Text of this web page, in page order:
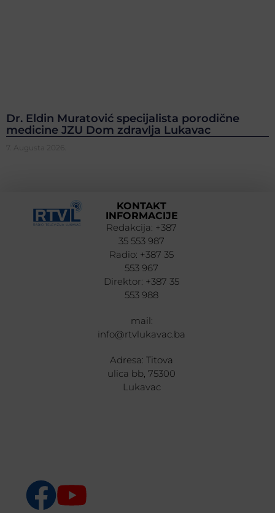
Dr. Eldin Muratović specijalista porodične
medicine JZU Dom zdravlja Lukavac
7. Augusta 2026.
KONTAKT
INFORMACIJE
Redakcija: +387
35 553 987
Radio: +387 35
553 967
Direktor: +387 35
553 988
mail:
info@rtvlukavac.ba
Adresa: Titova
ulica bb, 75300
Lukavac